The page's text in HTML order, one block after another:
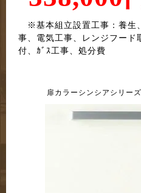
※基本組立設置工事：養生
事、電気工事、レンジフード
付、ｶﾞｽ工事、処分費
扉カラーシンシアシリー